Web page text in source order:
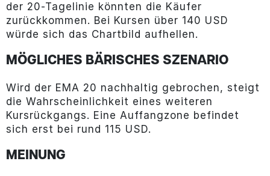
der 20-Tagelinie könnten die Käufer
zurückkommen. Bei Kursen über 140 USD
würde sich das Chartbild aufhellen.
MÖGLICHES BÄRISCHES SZENARIO
Wird der EMA 20 nachhaltig gebrochen, steigt
die Wahrscheinlichkeit eines weiteren
Kursrückgangs. Eine Auffangzone befindet
sich erst bei rund 115 USD.
MEINUNG